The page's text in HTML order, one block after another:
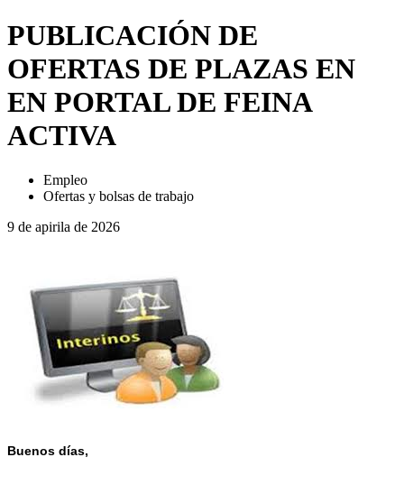
PUBLICACIÓN DE
OFERTAS DE PLAZAS EN
EN PORTAL DE FEINA
ACTIVA
Empleo
Ofertas y bolsas de trabajo
9 de apirila de 2026
Buenos días,